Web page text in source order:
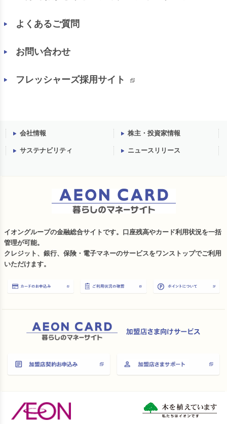
よくあるご質問
お問い合わせ
フレッシャーズ採用サイト
会社情報 株主・投資家情報
サステナビリティ ニュースリリース
イオングループの金融総合サイトです。口座残高やカード利用状況を一括
管理が可能。
クレジット、銀行、保険・電子マネーのサービスをワンストップでご利用
いただけます。